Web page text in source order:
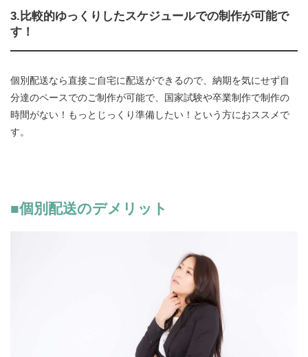
3.比較的ゆっくりしたスケジュールでの制作が可能で
す！
個別配送なら直接ご自宅に配送ができるので、納期を気にせず自
分達のペースでのご制作が可能で、国家試験や卒業制作で制作の
時間がない！もっとじっくり準備したい！という方におススメで
す。
■個別配送のデメリット